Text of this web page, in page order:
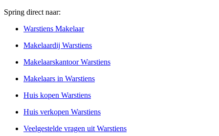
Spring direct naar:
Warstiens Makelaar
Makelaardij Warstiens
Makelaarskantoor Warstiens
Makelaars in Warstiens
Huis kopen Warstiens
Huis verkopen Warstiens
Veelgestelde vragen uit Warstiens